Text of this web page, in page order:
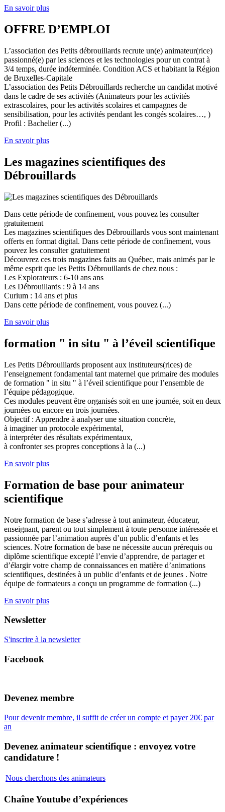
En savoir plus
OFFRE D’EMPLOI
L’association des Petits débrouillards recrute un(e) animateur(rice)
passionné(e) par les sciences et les technologies pour un contrat à
3/4 temps, durée indéterminée. Condition ACS et habitant la Région
de Bruxelles-Capitale
L’association des Petits Débrouillards recherche un candidat motivé
dans le cadre de ses activités (Animateurs pour les activités
extrascolaires, pour les activités scolaires et campagnes de
sensibilisation, pour les activités pendant les congés scolaires…, )
Profil : Bachelier (...)
En savoir plus
Les magazines scientifiques des
Débrouillards
Dans cette période de confinement, vous pouvez les consulter
gratuitement
Les magazines scientifiques des Débrouillards vous sont maintenant
offerts en format digital. Dans cette période de confinement, vous
pouvez les consulter gratuitement
Découvrez ces trois magazines faits au Québec, mais animés par le
même esprit que les Petits Débrouillards de chez nous :
Les Explorateurs : 6-10 ans ans
Les Débrouillards : 9 à 14 ans
Curium : 14 ans et plus
Dans cette période de confinement, vous pouvez (...)
En savoir plus
formation " in situ " à l’éveil scientifique
Les Petits Débrouillards proposent aux instituteurs(rices) de
l’enseignement fondamental tant maternel que primaire des modules
de formation " in situ " à l’éveil scientifique pour l’ensemble de
l’équipe pédagogique.
Ces modules peuvent être organisés soit en une journée, soit en deux
journées ou encore en trois journées.
Objectif : Apprendre à analyser une situation concrète,
à imaginer un protocole expérimental,
à interpréter des résultats expérimentaux,
à confronter ses propres conceptions à la (...)
En savoir plus
Formation de base pour animateur
scientifique
Notre formation de base s’adresse à tout animateur, éducateur,
enseignant, parent ou tout simplement à toute personne intéressée et
passionnée par l’animation auprès d’un public d’enfants et les
sciences. Notre formation de base ne nécessite aucun prérequis ou
diplôme scientifique excepté l’envie d’apprendre, de partager et
d’élargir votre champ de connaissances en matière d’animations
scientifiques, destinées à un public d’enfants et de jeunes . Notre
équipe de formateurs a conçu un programme de formation (...)
En savoir plus
Newsletter
S'inscrire à la newsletter
Facebook
Devenez membre
Pour devenir membre, il suffit de créer un compte et payer 20€ par
an
Devenez animateur scientifique : envoyez votre
candidature !
Nous cherchons des animateurs
Chaîne Youtube d’expériences